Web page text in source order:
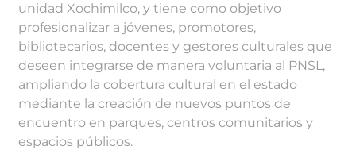
unidad Xochimilco, y tiene como objetivo
profesionalizar a jóvenes, promotores,
bibliotecarios, docentes y gestores culturales que
deseen integrarse de manera voluntaria al PNSL,
ampliando la cobertura cultural en el estado
mediante la creación de nuevos puntos de
encuentro en parques, centros comunitarios y
espacios públicos.